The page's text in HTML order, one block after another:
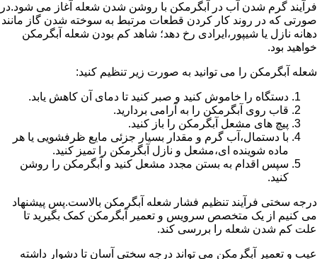
فرآیند گرم شدن آب در آبگرمکن با روشن شدن شعله آغاز می شود.در
صورتی که در روند کار کردن قطعات مرتبط به سوخته شدن گاز مانند
دهانه نازل یا شیپور،ایرادی رخ دهد؛ شاهد کم بودن شعله آبگرمکن
خواهید بود.
شعله آبگرمکن را می توانید به صورت زیر تنظیم کنید:
دستگاه را خاموش کنید و صبر کنید تا دمای آن کاهش یابد.
قاب روی آبگرمکن را به آرامی بردارید.
پیچ های مشعل آبگرمکن را باز کنید.
با دستمال،آب گرم و مقدار بسیار جزئی مایع ظرفشویی یا هر
ماده شوینده ای،مشعل و نازل آبگرمکن را تمیز کنید.
سپس اقدام به بستن مجدد مشعل کنید و آبگرمکن را روشن
کنید.
درجه سختی فرآیند تنظیم فشار شعله آبگرمکن بالاست.پس پیشنهاد
می کنیم از یک متخصص سرویس و تعمیر آبگرمکن کمک بگیرید تا
علت کم شدن شعله را بررسی کند.
عیب و تعمیر آبگرمکن می تواند درجه سختی آسان تا دشوار داشته